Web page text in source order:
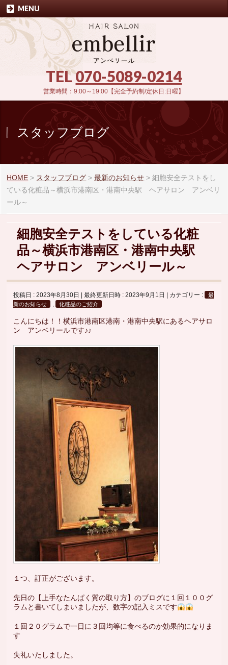
TEL070-5089-0214
営業時間：9:00～19:00【完全予約制/定休日:日曜】
MENU
スタッフブログ
HOME > スタッフブログ >最新のお知らせ >細胞安全テストをし
ている化粧品～横浜市港南区・港南中央駅 ヘアサロン アンベリ
ール～
細胞安全テストをしている化粧
品～横浜市港南区・港南中央駅
ヘアサロン アンベリール～
投稿日 : 2023年8月30日 最終更新日時 : 2023年9月1日 カテゴリー :
最
新のお知らせ
, 化粧品のご紹介
こんにちは！！横浜市港南区港南・港南中央駅にあるヘアサロ
ン アンベリールです♪♪
１つ、訂正がございます。
先日の【上手なたんぱく質の取り方】のブログに１回１００グ
ラムと書いてしまいましたが、数字の記入ミスです
１回２０グラムで一日に３回均等に食べるのか効果的になりま
す
失礼いたしました。